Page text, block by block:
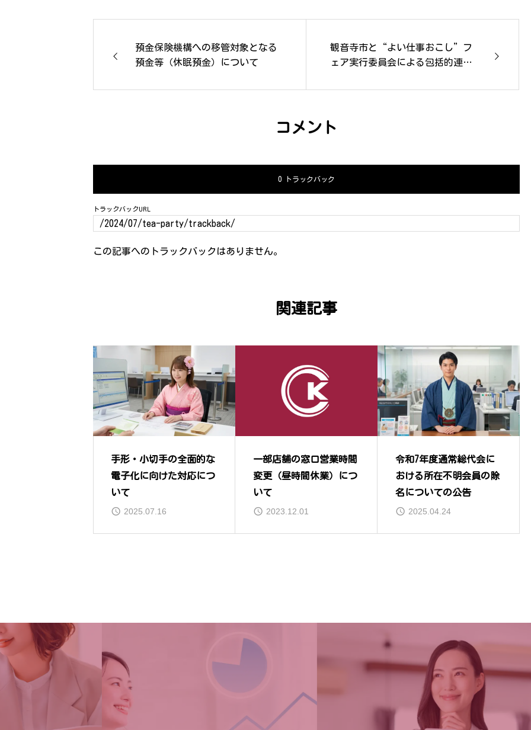
預金保険機構への移管対象となる
預金等（休眠預金）について
観音寺市と“よい仕事おこし”フ
ェア実行委員会による包括的連携
コメント
0 トラックバック
トラックバックURL
この記事へのトラックバックはありません。
関連記事
手形・小切手の全面的な
電子化に向けた対応につ
いて
2025.07.16
一部店舗の窓口営業時間
変更（昼時間休業）につ
いて
2023.12.01
令和7年度通常総代会に
おける所在不明会員の除
名についての公告
2025.04.24